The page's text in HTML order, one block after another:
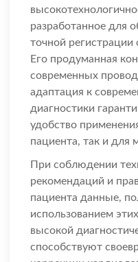
разработанное для
точной
Его продуманная
современных
адаптация к
диагностики
удобство
пациента, так и для
При соблюдении
рекомендаций и
пациента данные,
использованием
высокой
способствуют